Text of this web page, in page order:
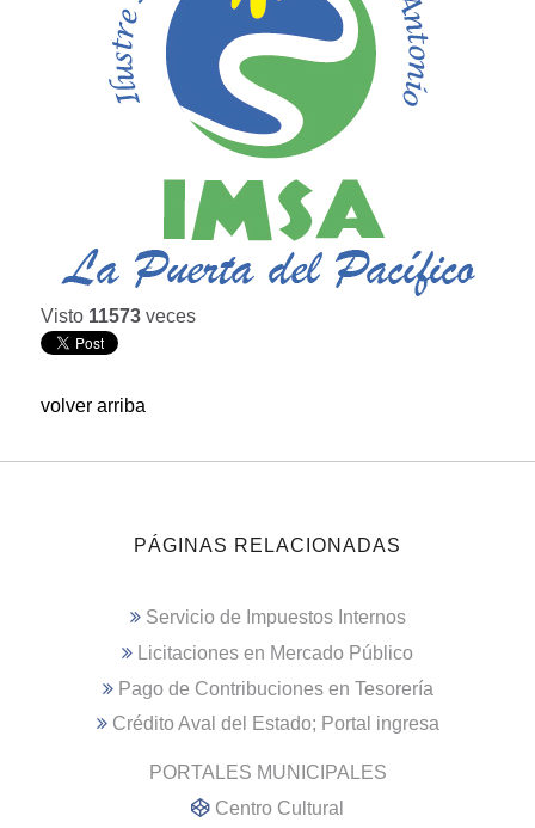
Visto 11573 veces
volver arriba
PÁGINAS RELACIONADAS
Servicio de Impuestos Internos
Licitaciones en Mercado Público
Pago de Contribuciones en Tesorería
Crédito Aval del Estado; Portal ingresa
PORTALES MUNICIPALES
Centro Cultural